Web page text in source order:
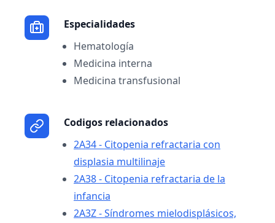
Especialidades
Hematología
Medicina interna
Medicina transfusional
Codigos relacionados
2A34 - Citopenia refractaria con
displasia multilinaje
2A38 - Citopenia refractaria de la
infancia
2A3Z - Síndromes mielodisplásicos,